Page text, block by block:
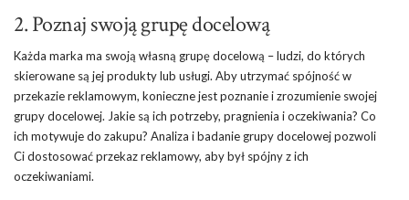
2. Poznaj swoją grupę docelową
Każda marka ma swoją własną grupę docelową – ludzi, do których
skierowane są jej produkty lub usługi. Aby utrzymać spójność w
przekazie reklamowym, konieczne jest poznanie i zrozumienie swojej
grupy docelowej. Jakie są ich potrzeby, pragnienia i oczekiwania? Co
ich motywuje do zakupu? Analiza i badanie grupy docelowej pozwoli
Ci dostosować przekaz reklamowy, aby był spójny z ich
oczekiwaniami.